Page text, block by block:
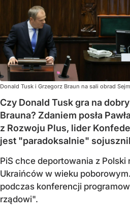
Donald Tusk i Grzegorz Braun na sali obrad
Czy Donald Tusk gra na
Brauna? Zdaniem posła
z Rozwoju Plus, lider
jest "paradoksalnie"
PiS chce deportowania z
Ukraińców w wieku
podczas konferencji
rządowi".